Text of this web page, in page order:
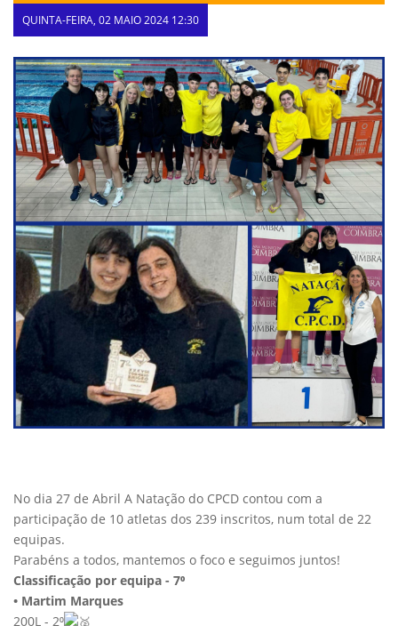
QUINTA-FEIRA, 02 MAIO 2024 12:30
No dia 27 de Abril A Natação do CPCD contou com a
participação de 10 atletas dos 239 inscritos, num total de 22
equipas.
Parabéns a todos, mantemos o foco e seguimos juntos!
Classificação por equipa - 7⁰
• Martim Marques
200L - 2⁰